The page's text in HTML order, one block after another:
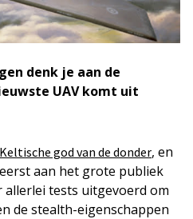
denk je aan de
UAV komt uit
Keltische god van de donder, en
aan het grote publiek
allerlei tests uitgevoerd om
de stealth-eigenschappen